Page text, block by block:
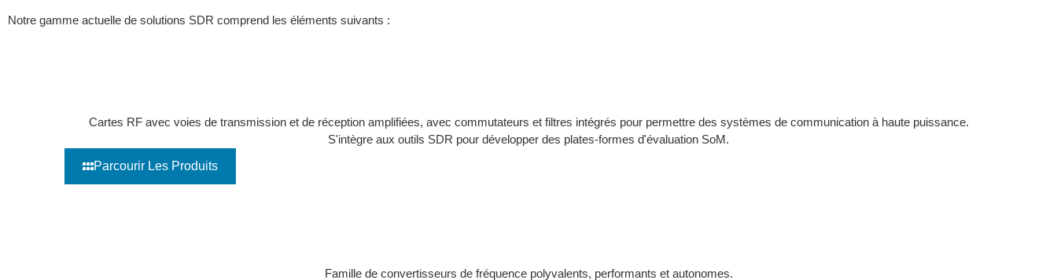
Notre gamme actuelle de solutions SDR comprend les éléments suivants :
Cartes RF avec voies de transmission et de réception amplifiées, avec commutateurs et filtres intégrés pour permettre des systèmes de communication à haute puissance.
S'intègre aux outils SDR pour développer des plates-formes d'évaluation SoM.
Parcourir Les Produits
Famille de convertisseurs de fréquence polyvalents, performants et autonomes.